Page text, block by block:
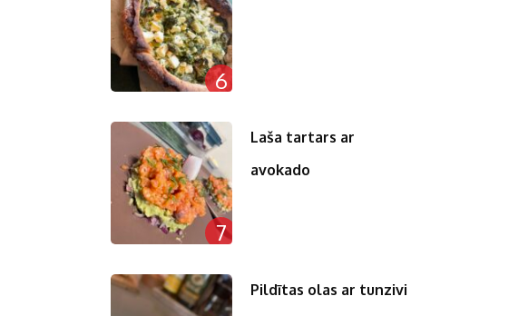
6
7
Laša tartars ar
avokado
Pildītas olas ar tunzivi